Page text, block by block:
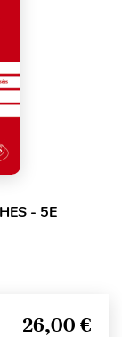
- 5E
26,00 €